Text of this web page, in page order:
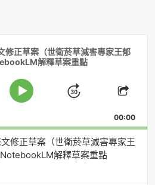
正草案（世衛菸草減害專家王郁
解釋草案重點
Play
Jump
Forward
Share
00:00
修正草案（世衛菸草減害專家王
解釋草案重點